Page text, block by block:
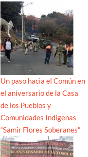
Un paso hacia el Común en
el aniversario de la Casa
de los Pueblos y
Comunidades Indígenas
“Samir Flores Soberanes”